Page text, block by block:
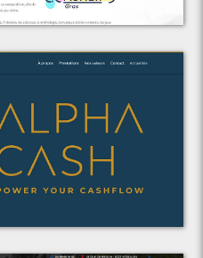
Voir le projet
Cash Consulting